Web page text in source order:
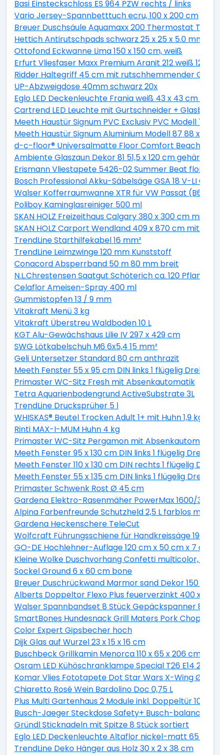
Basi Einsteckschloss ES 964 PZW rechts / links
Vario Jersey-Spannbetttuch ecru, 100 x 200 cm
Breuer Duschsäule Aquamaxx 200 Thermostat
Hettich Antirutschpads schwarz 25 x 25 x 5.0 mm -
Ottofond Eckwanne Lima 150 x 150 cm, weiß
Erfurt Vliesfaser Maxx Premium Aranit 212 weiß 12,5 x
Ridder Haltegriff 45 cm mit rutschhemmender
UP-Abzweigdose 40mm schwarz 20x
Eglo LED Deckenleuchte Frania weiß 43 x 43 cm
Cartrend LED Leuchte mit Gurtschneider +
Meeth Haustür Signum PVC Exclusiv PVC Modell 70
Meeth Haustür Signum Aluminium Modell 87 88 x 200
d-c-floor® Universalmatte Floor Comfort
Ambiente Glaszaun Dekor 81 51,5 x 120 cm
Erismann Vliestapete 5426-02 Summer Beat floral
Bosch Professional Akku-Säbelsäge GSA 18 V-LI C
Walser Kofferraumwanne XTR für VW Passat (B6)
Poliboy Kaminglasreiniger 500 ml
SKAN HOLZ Freizeithaus Calgary 380 x 300 cm mit 2.
SKAN HOLZ Carport Wendland 409 x 870 cm mit
TrendLine Starthilfekabel 16 mm²
TrendLine Leimzwinge 120 mm Kunststoff
Conacord Absperrband 50 m 80 mm breit
N.L.Chrestensen Saatgut Schöterich ca. 120 Pflanzen
Celaflor Ameisen-Spray 400 ml
Gummistopfen 13 / 9 mm
Vitakraft Menü 3 kg
Vitakraft Überstreu Waldboden 10 L
KGT Alu-Gewächshaus Lilie IV 297 x 429 cm
SWG Lötkabelschuh M6 6x5,4 15 mm²
Geli Untersetzer Standard 80 cm anthrazit
Meeth Fenster 55 x 95 cm DIN links 1 flügelig Dreh-
Primaster WC-Sitz Fresh mit Absenkautomatik
Tetra Aquarienbodengrund ActiveSubstrate 3L
TrendLine Drucksprüher 5 l
WHISKAS® Beutel Trocken Adult 1+ mit Huhn 1,9 kg 1,9
Rinti MAX-I-MUM Huhn 4 kg
Primaster WC-Sitz Pergamon mit Absenkautomatik
Meeth Fenster 95 x 130 cm DIN links 1 flügelig Dreh-
Meeth Fenster 110 x 130 cm DIN rechts 1 flügelig
Meeth Fenster 55 x 135 cm DIN links 1 flügelig Dreh-
Primaster Schwenk Rost Ø 45 cm
Gardena Elektro-Rasenmäher PowerMax 1600/37
Alpina Farbenfreunde Schutzheld 2,5 L farblos matt
Gardena Heckenschere TeleCut
Wolfcraft Führungsschiene für Handkreissäge 190 x
GO-DE Hochlehner-Auflage 120 cm x 50 cm x 7 cm,
Kleine Wolke Duschvorhang Confetti multicolor, 180
Sockel Ground 6 x 60 cm bone
Breuer Duschrückwand Marmor sand Dekor 150 x
Alberts Doppeltor Flexo Plus feuerverzinkt 400 x 160
Walser Spannbandset 8 Stück Gepäckspanner 8
SmartBones Hundesnack Grill Maters Pork Chop 3
Color Expert Gipsbecher hoch
Dijk Glas auf Wurzel 23 x 15 x 16 cm
Buschbeck Grillkamin Menorca 110 x 65 x 206 cm
Osram LED Kühöschranklampe Special T26 E14
Komar Vlies Fototapete Dot Star Wars X-Wing Ø
Chiaretto Rosé Wein Bardolino Doc 0,75 L
Plus Multi Gartenhaus 2 Module inkl. Doppeltür 10,5
Busch-Jaeger Steckdose Safety+ Busch-balance® SI,
Gründl Sticknadeln mit Spitze 8 Stück sortiert
Eglo LED Deckenleuchte Altaflor nickel-matt 65 x
TrendLine Deko Hänger aus Holz 30 x 2 x 38 cm